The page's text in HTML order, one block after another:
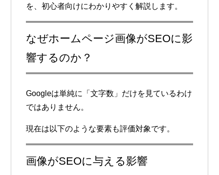
を、初心者向けにわかりやすく解説します。
なぜホームページ画像がSEOに影
響するのか？
Googleは単純に「文字数」だけを見ているわけ
ではありません。
現在は以下のような要素も評価対象です。
画像がSEOに与える影響